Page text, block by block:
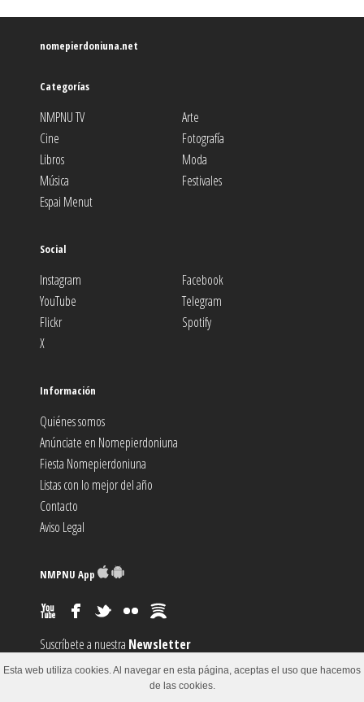
nomepierdoniuna.net
Categorías
NMPNU TV
Arte
Cine
Fotografía
Libros
Moda
Música
Festivales
Espai Menut
Social
Instagram
Facebook
YouTube
Telegram
Flickr
Spotify
X
Información
Quiénes somos
Anúnciate en Nomepierdoniuna
Fiesta Nomepierdoniuna
Listas con lo mejor del año
Contacto
Aviso Legal
NMPNU App
Suscríbete a nuestra Newsletter
Suscríbete al canalRSS
Esta web utiliza cookies. Al navegar en esta página, aceptas el uso que hacemos
de las cookies.